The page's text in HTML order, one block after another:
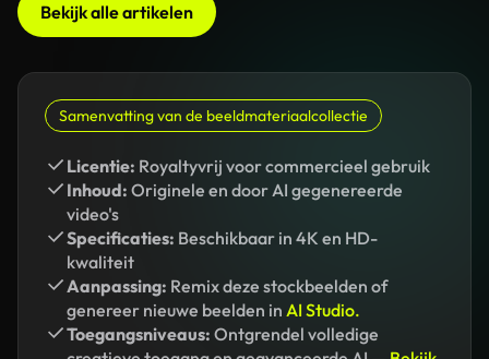
Bekijk alle artikelen
Samenvatting van de beeldmateriaalcollectie
Licentie: Royaltyvrij voor commercieel gebruik
Inhoud: Originele en door AI gegenereerde
video's
Specificaties: Beschikbaar in 4K en HD-
kwaliteit
Aanpassing: Remix deze stockbeelden of
genereer nieuwe beelden in AI Studio.
Toegangsniveaus: Ontgrendel volledige